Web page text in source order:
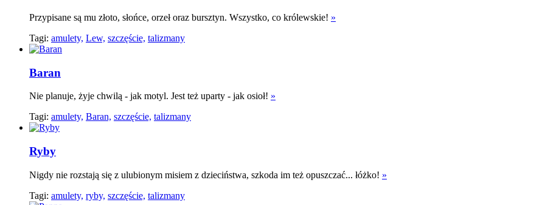
Przypisane są mu złoto, słońce, orzeł oraz bursztyn. Wszystko, co królewskie! »
Tagi: amulety, Lew, szczęście, talizmany
Baran
Nie planuje, żyje chwilą - jak motyl. Jest też uparty - jak osioł! »
Tagi: amulety, Baran, szczęście, talizmany
Ryby
Nigdy nie rozstają się z ulubionym misiem z dzieciństwa, szkoda im też opuszczać... łóżko! »
Tagi: amulety, ryby, szczęście, talizmany